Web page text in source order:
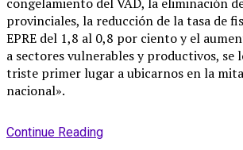
provinciales, la reducción de la tasa de
EPRE del 1,8 al 0,8 por ciento y el
a sectores vulnerables y productivos, se
triste primer lugar a ubicarnos en la
nacional».
Continue Reading